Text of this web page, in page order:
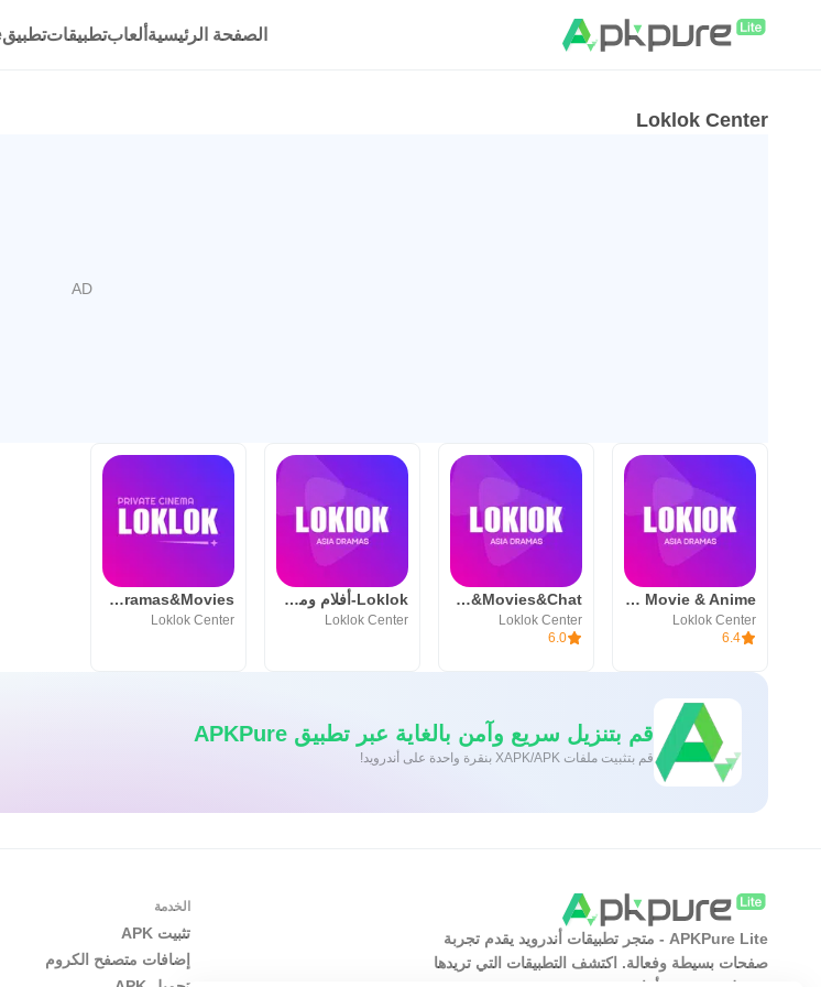
الصفحة الرئيسية ألعابتطبيقاتتطبيقAPKPure
Loklok Center
Loklok - Drama, Movie & Anime
Loklok Center
6.4
Loklok-Dramas&Movies&Chat
Loklok Center
6.0
Loklok-أفلام ومسلسلات
Loklok Center
Loklok-Dramas&Movies
Loklok Center
قم بتنزيل سريع وآمن بالغاية عبر تطبيق APKPure
قم بتثبيت ملفات XAPK/APK بنقرة واحدة على أندرويد!
APKPure Lite - متجر تطبيقات أندرويد يقدم تجربة
صفحات بسيطة وفعالة. اكتشف التطبيقات التي تريدها
الخدمة
تثبيت APK
إضافات متصفح الكروم